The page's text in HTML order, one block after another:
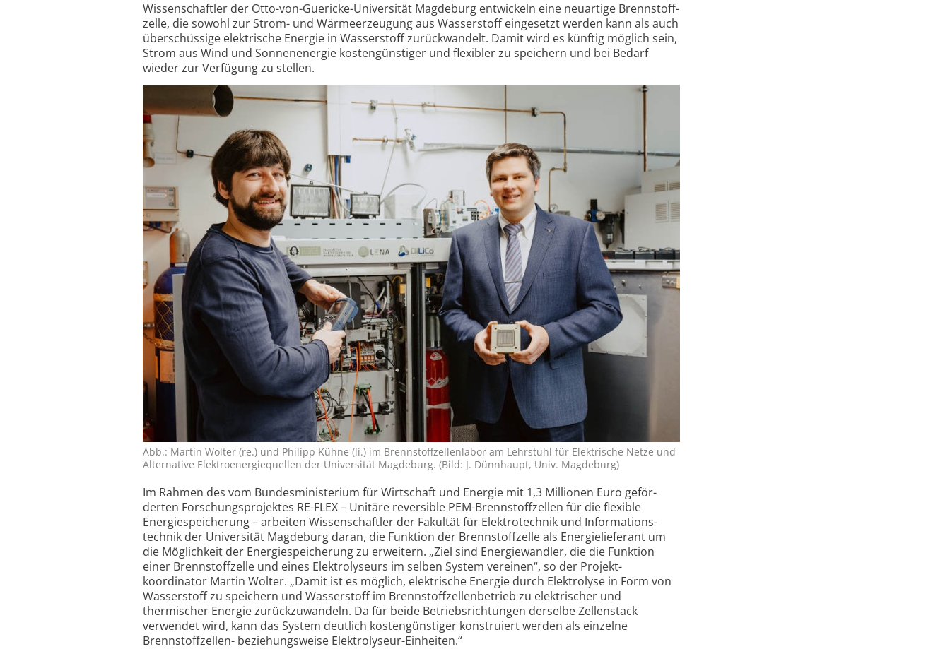
Wissen­schaftler der Otto-von-Guericke-Uni­versität Magde­burg entwickeln eine neuartige Brennstoff­
zelle, die sowohl zur Strom- und Wärme­erzeugung aus Wasser­stoff eingesetzt werden kann als auch
über­schüssige elektrische Energie in Wasser­stoff zurück­wandelt. Damit wird es künftig möglich sein,
Strom aus Wind und Sonnen­energie kosten­günstiger und flexibler zu speichern und bei Bedarf
wieder zur Verfügung zu stellen.
Abb.: Martin Wolter (re.) und Philipp Kühne (li.) im Brenn­stoffzellen­labor am Lehrstuhl für Elek­trische Netze und
Alter­native Elektro­energie­quellen der Univer­sität Magde­burg. (Bild: J. Dünnhaupt, Univ. Magdeburg)
Im Rahmen des vom Bundes­ministerium für Wirtschaft und Energie mit 1,3 Millionen Euro geför­
derten Forschungs­projektes RE-FLEX – Unitäre rever­sible PEM-Brenn­stoffzellen für die flexible
Energie­speicherung – arbeiten Wissen­schaftler der Fakultät für Elektro­technik und Informations­
technik der Uni­versität Magdeburg daran, die Funktion der Brennstoff­zelle als Energie­lieferant um
die Mög­lichkeit der Energie­speicherung zu erweitern. „Ziel sind Energie­wandler, die die Funktion
einer Brennstoff­zelle und eines Elektro­lyseurs im selben System vereinen“, so der Projekt­
koordinator Martin Wolter. „Damit ist es möglich, elek­trische Energie durch Elek­trolyse in Form von
Wasser­stoff zu speichern und Wasser­stoff im Brennstoff­zellenbetrieb zu elek­trischer und
thermischer Energie zurück­zuwandeln. Da für beide Betriebs­richtungen derselbe Zellen­stack
verwendet wird, kann das System deutlich kosten­günstiger konstruiert werden als einzelne
Brennstoff­zellen- beziehungs­weise Elektro­lyseur-Einheiten.“